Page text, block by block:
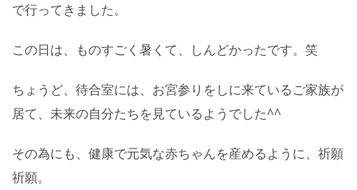
で行ってきました。
この日は、ものすごく暑くて、しんどかったです。笑
ちょうど、待合室には、お宮参りをしに来ているご家族が
居て、未来の自分たちを見ているようでした^^
その為にも、健康で元気な赤ちゃんを産めるように、祈願
祈願。